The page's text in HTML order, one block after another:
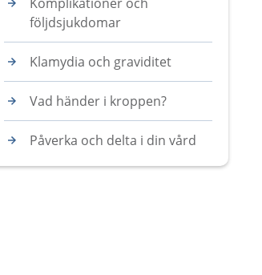
följdsjukdomar
Klamydia och graviditet
Vad händer i kroppen?
Påverka och delta i din vård